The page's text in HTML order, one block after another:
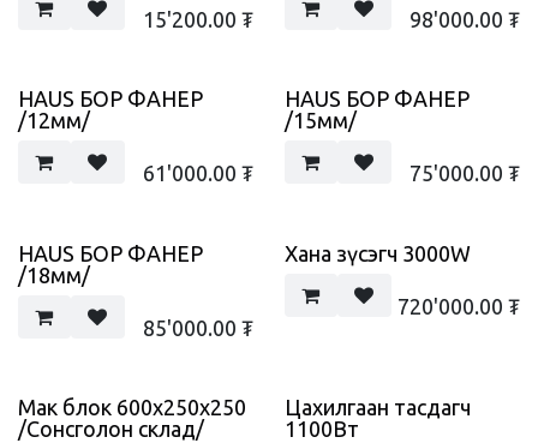
15'200.00 ₮ 98'000.00 ₮
HAUS БОР ФАНЕР
/12мм/
61'000.00 ₮
HAUS БОР ФАНЕР
/15мм/
75'000.00 ₮
HAUS БОР ФАНЕР
/18мм/
85'000.00 ₮
Хана зүсэгч 3000W
720'000.00 ₮
Мак блок 600x250x250
/Сонсголон склад/
Цахилгаан тасдагч
1100Вт